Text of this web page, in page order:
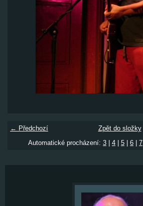
← Předchozí
Zpět do složky
Automatické procházení: 3 4 5 6 7